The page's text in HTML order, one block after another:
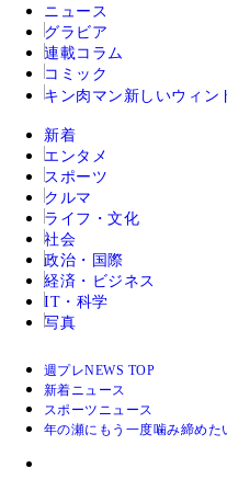
ニュース
グラビア
連載コラム
コミック
キン肉マン 新しいウィン
新着
エンタメ
スポーツ
クルマ
ライフ・文化
社会
政治・国際
経済・ビジネス
IT・科学
写真
週プレNEWS TOP
新着ニュース
スポーツニュース
年の瀬にもう一度噛み締め